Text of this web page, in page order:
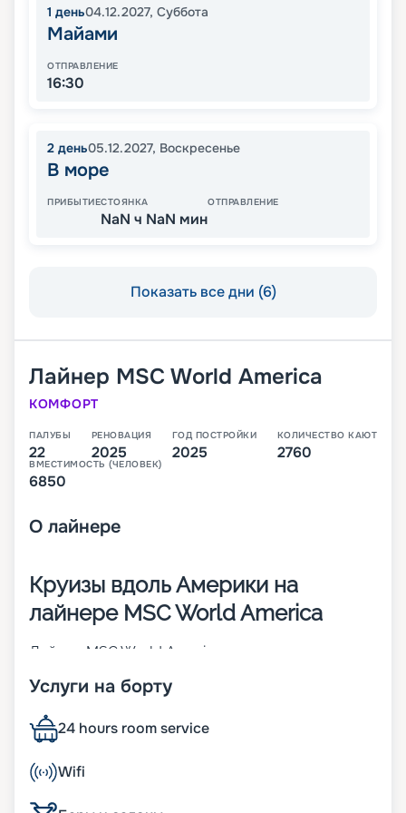
1 день04.12.2027, Суббота
Майами
ОТПРАВЛЕНИЕ
16:30
2 день05.12.2027, Воскресенье
В море
ПРИБЫТИЕСТОЯНКА
NaN ч NaN мин
ОТПРАВЛЕНИЕ
Показать все дни (6)
Лайнер MSC World America
КОМФОРТ
ПАЛУБЫ
22
РЕНОВАЦИЯ
2025
ГОД ПОСТРОЙКИ
2025
КОЛИЧЕСТВО КАЮТ
2760
ВМЕСТИМОСТЬ (ЧЕЛОВЕК)
6850
О лайнере
Круизы вдоль Америки на
лайнере MSC World America
Лайнер MSC World America – это второе из
MSC World Class. Его спуск на воду произошел в
размещаться 6 850 человек. Предполагаемые
маршруты 22-палубного (из них 16 –
пассажирские) корабля – вдоль побережья
Америки. Другие особенности:
Услуги на борту
24 hours room service
Wifi